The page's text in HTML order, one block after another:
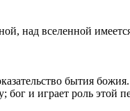
над вселенной
бытия
бог и играет роль